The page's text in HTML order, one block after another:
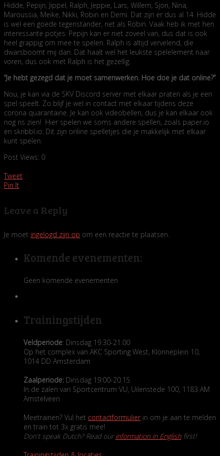
Hidde, Pepijn, Jippel, Ralph, Jeppie, Lars, Willem, Sjon, Nina,
Maroussia, Meike, Nikki, Robin en Demi. Dat zijn er dus al 14. Hidde
is wel een goede tegenstander, net als Robin. Vaak heb ik met hen
interessante potjes. Pepijn kan er niet zoveel van, dus dat is ook
heel grappig om mee te spelen. Ralph is altijd vervelend, die
dwarsboomt mij dan. Dat haalt wel het leukste spelelement naar
voren, dus ook met Ralph is het gezellig.
“Je hebt gezegd dat je moet samenwerken. Hoe doe je dat online?”
Nou, je kan via de SKV Discord server met elkaar praten als je een
spel speelt. Zo blijf je wel in contact met elkaar tijdens deze
corona quarantaine. Je kan ook videobellen, dus je kan elkaar ook
nog ns zien! Hier spelen we soms andere spellen, zoals paper.io
en skribbl.io. Dit zijn online spelletjes die je makkelijk met elkaar
kunt spelen.
Post Views: 0
Tweet
Pin It
Leave a Reply
Je moet ingelogd zijn op om een reactie te plaatsen.
Komende evenementen:
Geen komende evenementen
Trainingstijden
Veldperiode: Dinsdag 19.30-21.00
Op het complex van AKC Sporting West, Klönneplein 10,
1014 DD Amsterdam
Zaalperiode: Dinsdag 19:00-20.15
In de zalen van Sportcentrum VU, Uilenstede 100, 1183 AM
Amstelveen
Meetrainen? Vul het contactformulierin om je aan te melden
en train tot 3x gratis mee!
Don't speak Dutch? Read ourinformation in Englishfirst!